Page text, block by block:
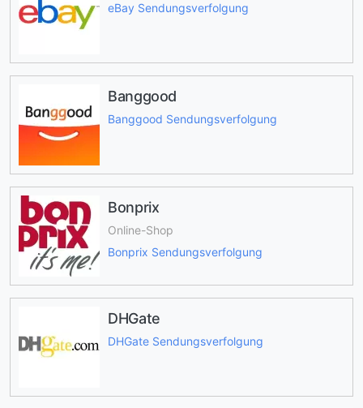
eBay Sendungsverfolgung
Banggood
Banggood Sendungsverfolgung
Bonprix
Online-Shop
Bonprix Sendungsverfolgung
DHGate
DHGate Sendungsverfolgung